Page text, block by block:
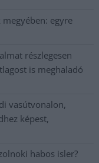
megyében: egyre
részlegesen
is meghaladó
vasútvonalon,
képest,
habos isler?